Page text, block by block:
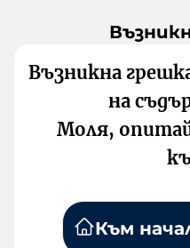
Възникна
на
Моля,
Към